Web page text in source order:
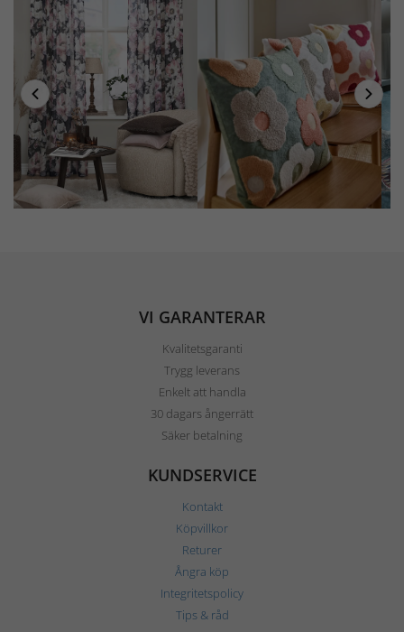
VI GARANTERAR
Kvalitetsgaranti
Trygg leverans
Enkelt att handla
30 dagars ångerrätt
Säker betalning
KUNDSERVICE
Kontakt
Köpvillkor
Returer
Ångra köp
Integritetspolicy
Tips & råd